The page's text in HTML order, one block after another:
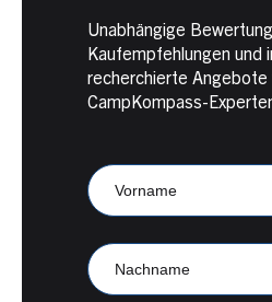
Unabhängige
Kaufempfehlungen und
recherchierte Angebote
CampKompass-
CampKompass
Vorname
Nachname